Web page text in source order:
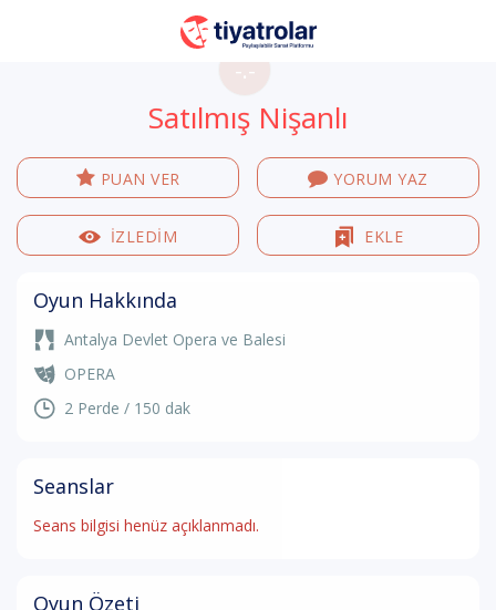
-.-
Satılmış Nişanlı
PUAN VER YORUM YAZ
İZLEDİM EKLE
Oyun Hakkında
Antalya Devlet Opera ve Balesi
OPERA
2 Perde / 150 dak
Seanslar
Seans bilgisi henüz açıklanmadı.
Oyun Özeti